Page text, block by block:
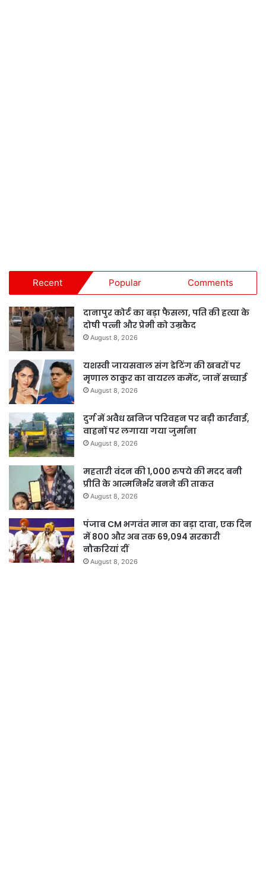
Recent Popular Comments
दानापुर कोर्ट का बड़ा फैसला, पति की हत्या के
दोषी पत्नी और प्रेमी को उम्रकैद
August 8, 2026
यशस्वी जायसवाल संग डेटिंग की खबरों पर
मृणाल ठाकुर का वायरल कमेंट, जानें सच्चाई
August 8, 2026
दुर्ग में अवैध खनिज परिवहन पर बड़ी कार्रवाई,
वाहनों पर लगाया गया जुर्माना
August 8, 2026
महतारी वंदन की 1,000 रुपये की मदद बनी
प्रीति के आत्मनिर्भर बनने की ताकत
August 8, 2026
पंजाब CM भगवंत मान का बड़ा दावा, एक दिन
में 800 और अब तक 69,094 सरकारी
नौकरियां दीं
August 8, 2026